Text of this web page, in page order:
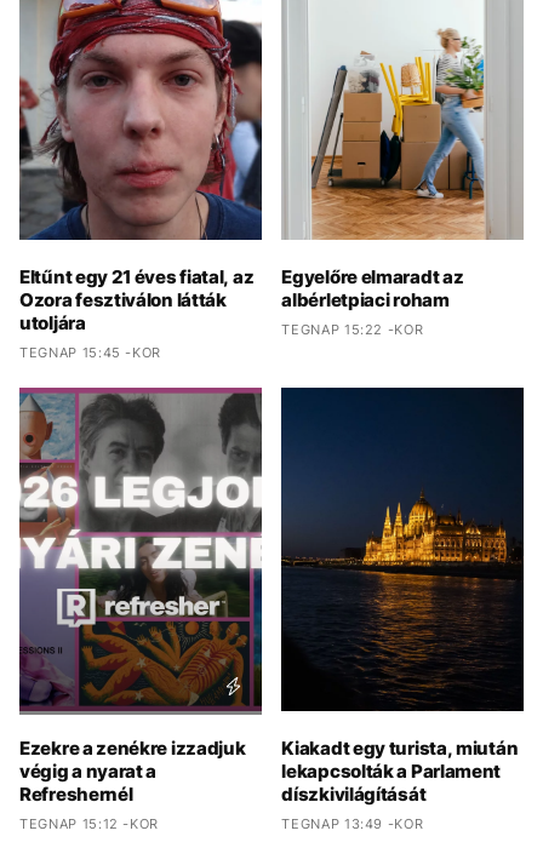
Eltűnt egy 21 éves fiatal, az
Ozora fesztiválon látták
utoljára
TEGNAP 15:45 -KOR
Egyelőre elmaradt az
albérletpiaci roham
TEGNAP 15:22 -KOR
Ezekre a zenékre izzadjuk
végig a nyarat a
Refreshernél
TEGNAP 15:12 -KOR
Kiakadt egy turista, miután
lekapcsolták a Parlament
díszkivilágítását
TEGNAP 13:49 -KOR